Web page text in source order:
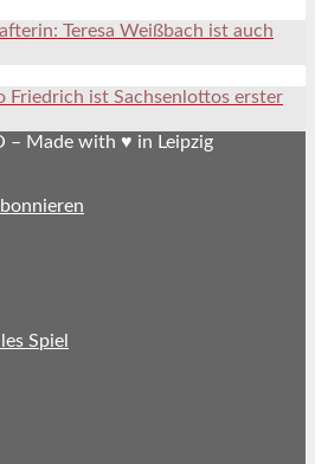
Teresa Weißbach ist auch
Friedrich ist Sachsenlottos erster
– Made with ♥ in Leipzig
Spiel